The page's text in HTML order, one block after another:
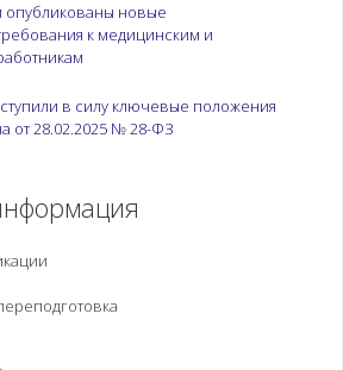
опубликованы новые
к медицинским и
в силу ключевые положения
от 28.02.2025 № 28-ФЗ